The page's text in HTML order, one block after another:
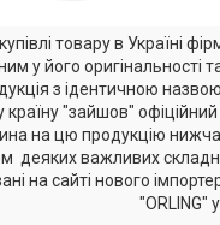
товару в Україні
у його оригінальності
з ідентичною
"зайшов" офіційний
на цю продукцію
деяких важливих
на сайті нового
"ORLING" у